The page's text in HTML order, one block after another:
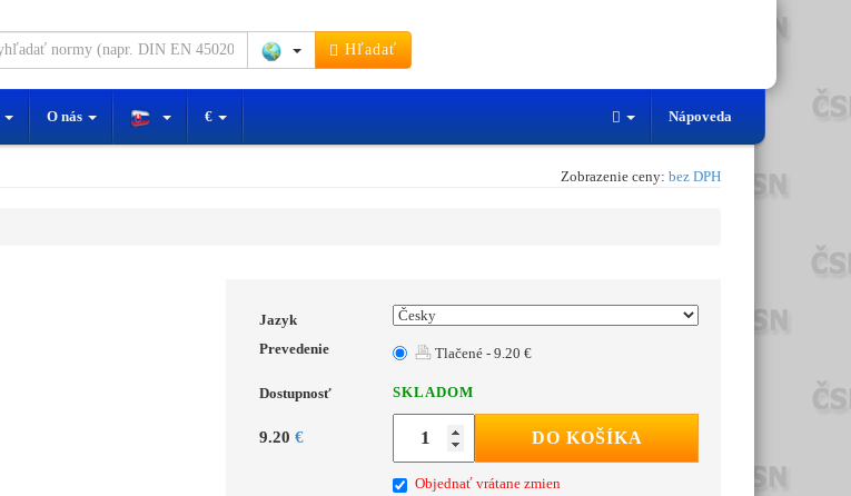
Hľadať
O nás € Nápoveda
Zobrazenie ceny: bez DPH
Jazyk
Prevedenie
Tlačené - 9.20 €
Dostupnosť SKLADOM
9.20 € DO KOŠÍKA
Objednať vrátane zmien